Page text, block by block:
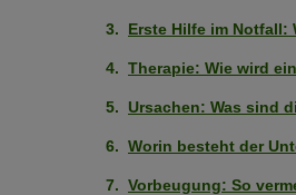
Erste Hilfe im Notfall:
Therapie: Wie wird
Ursachen: Was sind
Worin besteht der
Vorbeugung: So